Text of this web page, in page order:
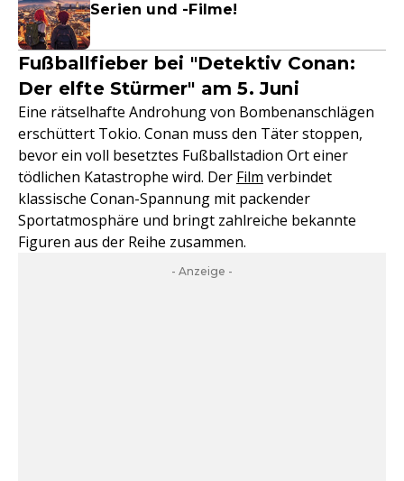
Serien und -Filme!
Fußballfieber bei "Detektiv Conan:
Der elfte Stürmer" am 5. Juni
Eine rätselhafte Androhung von Bombenanschlägen
erschüttert Tokio. Conan muss den Täter stoppen,
bevor ein voll besetztes Fußballstadion Ort einer
tödlichen Katastrophe wird. Der Film verbindet
klassische Conan-Spannung mit packender
Sportatmosphäre und bringt zahlreiche bekannte
Figuren aus der Reihe zusammen.
- Anzeige -